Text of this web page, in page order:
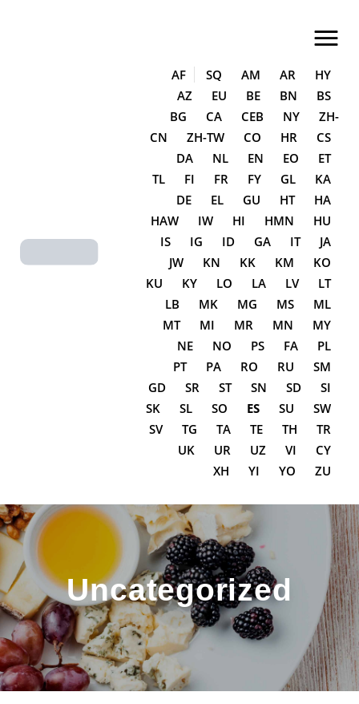
AF SQ AM AR
HY
AZ
EU BE BN
BS
BG
CA CEB NY
ZH-
CN
ZH-TW CO HR
CS
DA
NL EN EO
ET
TL
FI FR FY GL
KA
DE
EL GU HT
HA
HAW
IW HI HMN
HU
IS
IG ID GA IT
JA
JW
KN KK KM
KO
KU
KY LO LA LV
LT
LB
MK MG MS
ML
MT
MI MR MN
MY
NE
NO PS FA
PL
PT
PA RO RU
SM
GD
SR ST SN SD
SI
SK
SL SO ES SU
SW
SV
TG TA TE TH
TR
UK
UR UZ VI
CY
XH
YI YO ZU
LA CASA DEL QUESO EN SORIA
Sobre Nosotros
Blog/Eventos
Contacto
Otras Secciones
Uncategorized